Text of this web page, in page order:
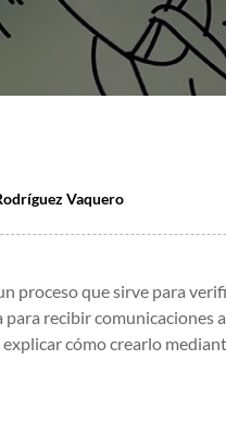
Vaquero
proceso que sirve para
para recibir comunicaciones
cómo crearlo